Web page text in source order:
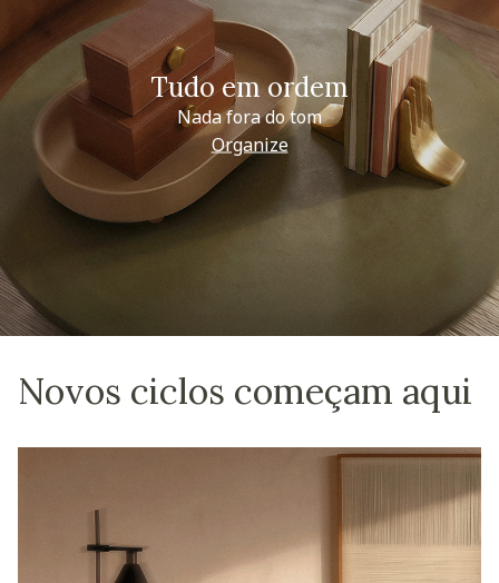
Tudo em ordem
Nada fora do tom
Organize
Novos ciclos começam aqui